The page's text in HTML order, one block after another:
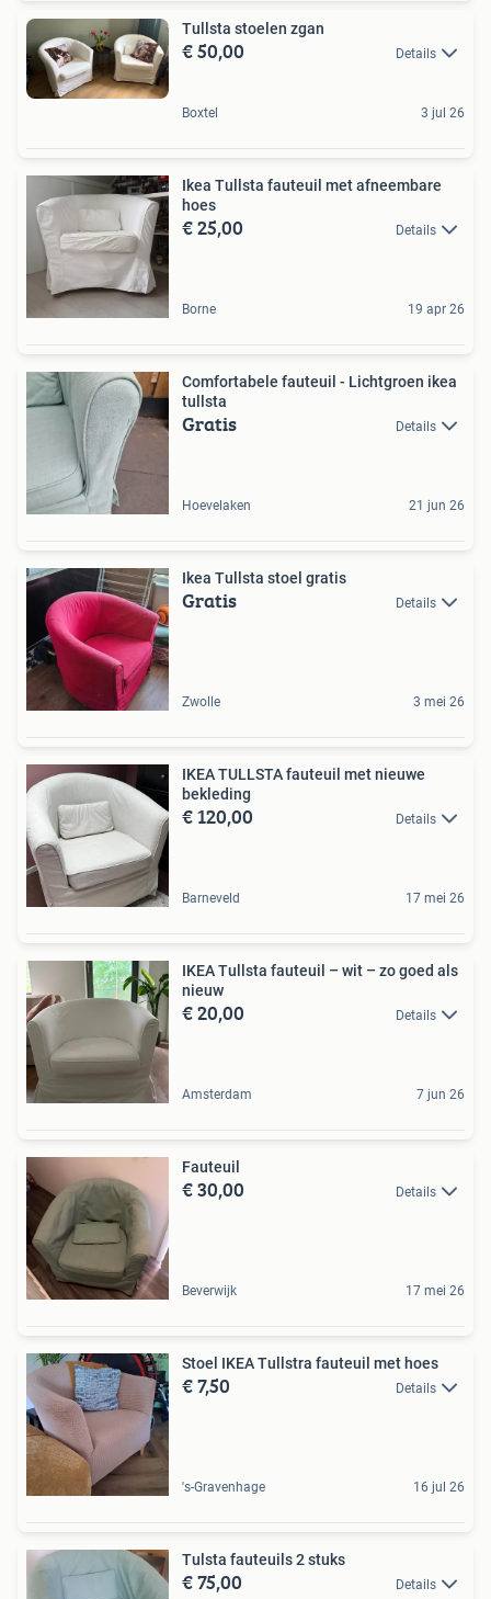
Tullsta stoelen zgan
€ 50,00 Details
Boxtel 3 jul 26
Ikea Tullsta fauteuil met afneembare
hoes
€ 25,00 Details
Borne 19 apr 26
Comfortabele fauteuil - Lichtgroen ikea
tullsta
Gratis Details
Hoevelaken 21 jun 26
Ikea Tullsta stoel gratis
Gratis Details
Zwolle 3 mei 26
IKEA TULLSTA fauteuil met nieuwe
bekleding
€ 120,00 Details
Barneveld 17 mei 26
IKEA Tullsta fauteuil – wit – zo goed als
nieuw
€ 20,00 Details
Amsterdam 7 jun 26
Fauteuil
€ 30,00 Details
Beverwijk 17 mei 26
Stoel IKEA Tullstra fauteuil met hoes
€ 7,50 Details
's-Gravenhage 16 jul 26
Tulsta fauteuils 2 stuks
€ 75,00 Details